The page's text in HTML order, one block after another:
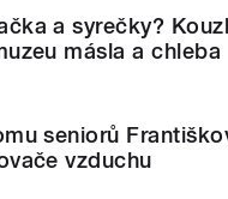
a syrečky?
másla a chleba
seniorů
vzduchu